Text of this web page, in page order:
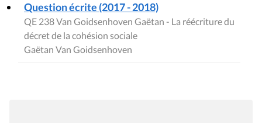
Question écrite (2017 - 2018)
QE 238 Van Goidsenhoven Gaëtan - La réécriture du
décret de la cohésion sociale
Gaëtan Van Goidsenhoven